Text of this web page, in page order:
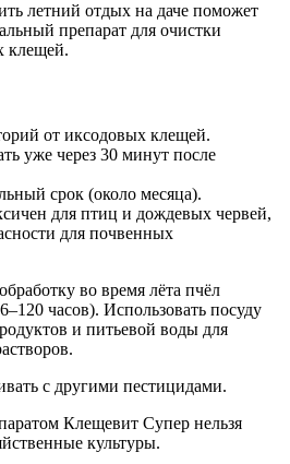
летний отдых на даче поможет
препарат для очистки
клещей.
от иксодовых клещей.
уже через 30 минут после
срок (около месяца).
для птиц и дождевых червей,
для почвенных
во время лёта пчёл
часов). Использовать посуду
и питьевой воды для
с другими пестицидами.
Клещевит Супер нельзя
культуры.